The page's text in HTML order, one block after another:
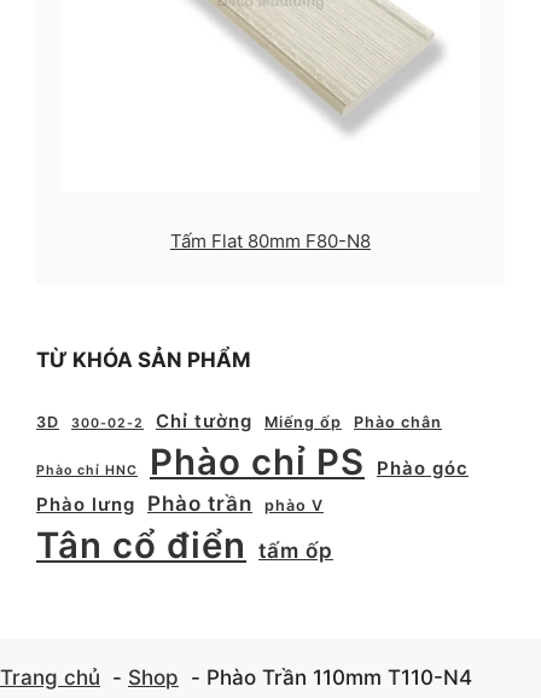
Tấm Flat 80mm F80-N8
TỪ KHÓA SẢN PHẨM
3D 300-02-2 Chỉ tường Miếng ốp Phào chân
Phào chỉ HNC Phào chỉ PS
Phào góc
Phào lưng
Phào trần phào V
Tân cổ điển tấm ốp
Trang chủ Shop Phào Trần 110mm T110-N4